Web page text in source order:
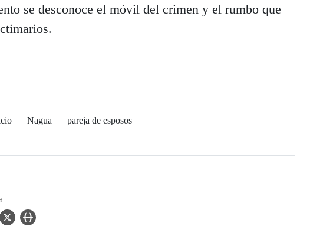
se desconoce el móvil del crimen y el rumbo que
Nagua pareja de esposos
Icon
twitter Iconuser_url Icon